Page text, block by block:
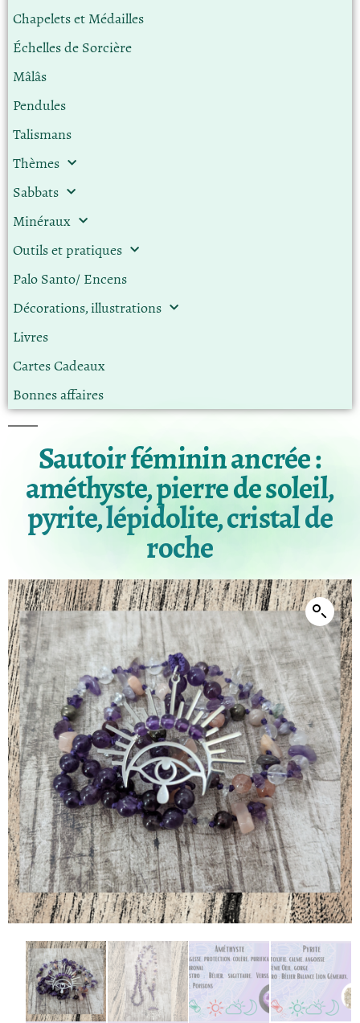
Chapelets et Médailles
Échelles de Sorcière
Mâlâs
Pendules
Talismans
Thèmes
Sabbats
Minéraux
Outils et pratiques
Palo Santo/ Encens
Décorations, illustrations
Livres
Cartes Cadeaux
Bonnes affaires
Sautoir féminin ancrée :
améthyste, pierre de soleil,
pyrite, lépidolite, cristal de
roche